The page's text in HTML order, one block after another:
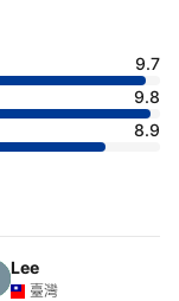
9.7
9.8
8.9
Lee
臺灣